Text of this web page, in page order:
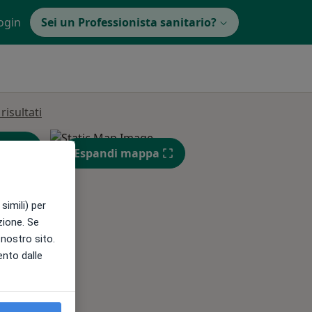
Sei un Professionista sanitario?
Mer,
12 Ago
Espandi mappa
per
Se
sito.
dalle